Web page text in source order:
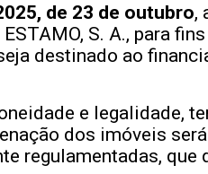
de 23 de outubro,
S. A., para
destinado ao
e legalidade,
dos imóveis
regulamentadas, que